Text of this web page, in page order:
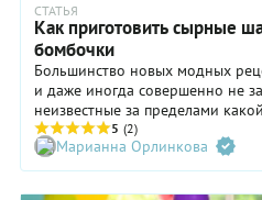
СТАТЬЯ
Как приготовить сырные
бомбочки
Большинство новых модных
и даже иногда совершенно не
неизвестные за пределами
кухни. Именно так и произошло
горячей закуски из сыра.
шарики или сырные бомбочки.
бомбочки и как их готовить?
5 (2)
Марианна Орлинкова